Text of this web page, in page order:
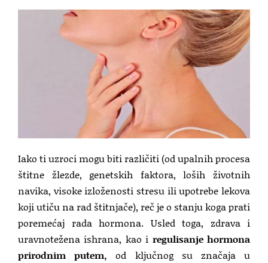
Iako ti uzroci mogu biti različiti (od upalnih procesa
štitne žlezde, genetskih faktora, loših životnih
navika, visoke izloženosti stresu ili upotrebe lekova
koji utiču na rad štitnjače), reč je o stanju koga prati
poremećaj rada hormona. Usled toga, zdrava i
uravnotežena ishrana, kao i regulisanje hormona
prirodnim putem, od ključnog su značaja u